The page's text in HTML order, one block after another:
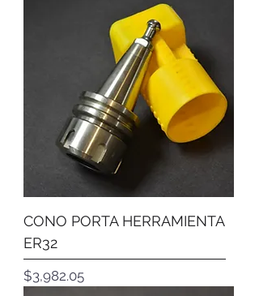
CONO PORTA HERRAMIENTA
ER32
Precio
$3,982.05